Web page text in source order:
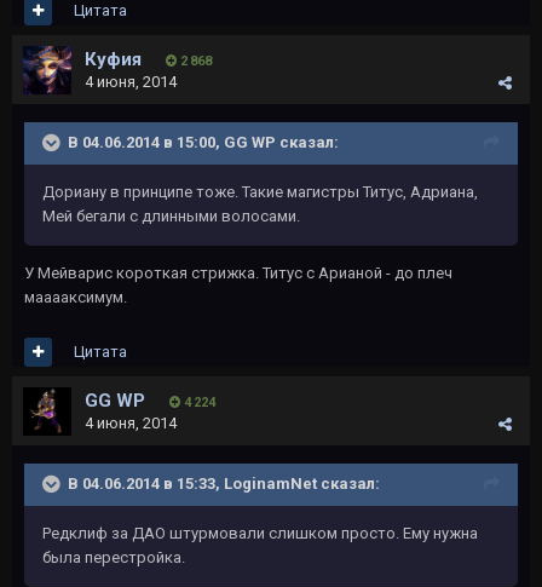
Цитата
Куфия 2 868
4 июня, 2014
В 04.06.2014 в 15:00, GG WP сказал:
Дориану в принципе тоже. Такие магистры Титус, Адриана,
Мей бегали с длинными волосами.
У Мейварис короткая стрижка. Титус с Арианой - до плеч
мааааксимум.
Цитата
GG WP 4 224
4 июня, 2014
В 04.06.2014 в 15:33, LoginamNet сказал:
Редклиф за ДАО штурмовали слишком просто. Ему нужна
была перестройка.